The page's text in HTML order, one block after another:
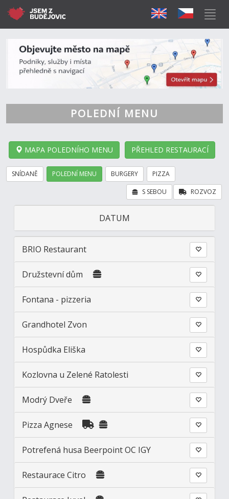
POLEDNÍ MENU
MAPA POLEDNÍHO MENU PŘEHLED RESTAURACÍ
SNÍDANĚ POLEDNÍ MENU BURGERY PIZZA
ROZVOZ
S SEBOU
DATUM
BRIO Restaurant
Družstevní dům
Fontana - pizzeria
Grandhotel Zvon
Hospůdka Eliška
Kozlovna u Zelené Ratolesti
Modrý Dveře
Pizza Agnese
Potrefená husa Beerpoint OC IGY
Restaurace Citro